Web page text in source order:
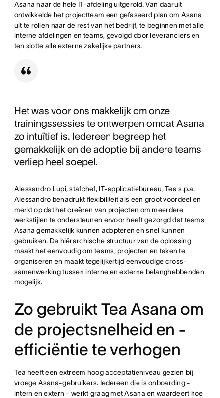
Asana naar de hele IT-afdeling uitgerold. Van daaruit
ontwikkelde het projectteam een gefaseerd plan om Asana
uit te rollen naar de rest van het bedrijf, te beginnen met alle
interne afdelingen en teams, gevolgd door leveranciers en
ten slotte alle externe zakelijke partners.
Het was voor ons makkelijk om onze
trainingssessies te ontwerpen omdat Asana
zo intuïtief is. Iedereen begreep het
gemakkelijk en de adoptie bij andere teams
verliep heel soepel.
Alessandro Lupi, stafchef, IT-applicatiebureau, Tea s.p.a.
Alessandro benadrukt flexibiliteit als een groot voordeel en
merkt op dat het creëren van projecten om meerdere
werkstijlen te ondersteunen ervoor heeft gezorgd dat teams
Asana gemakkelijk kunnen adopteren en snel kunnen
gebruiken. De hiërarchische structuur van de oplossing
maakt het eenvoudig om teams, projecten en taken te
organiseren en maakt tegelijkertijd eenvoudige cross-
samenwerking tussen interne en externe belanghebbenden
mogelijk.
Zo gebruikt Tea Asana om
de projectsnelheid en -
efficiëntie te verhogen
Tea heeft een extreem hoog acceptatieniveau gezien bij
vroege Asana-gebruikers. Iedereen die is onboarding -
intern en extern - werkt graag met Asana en waardeert hoe